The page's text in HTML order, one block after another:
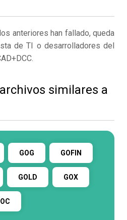
anteriores han fallado, queda
de TI o desarrolladores del
similares a
GOG GOFIN
GOLD GOX